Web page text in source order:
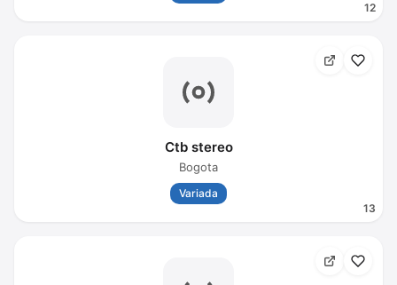
12
13
Ctb stereo
Bogota
Variada